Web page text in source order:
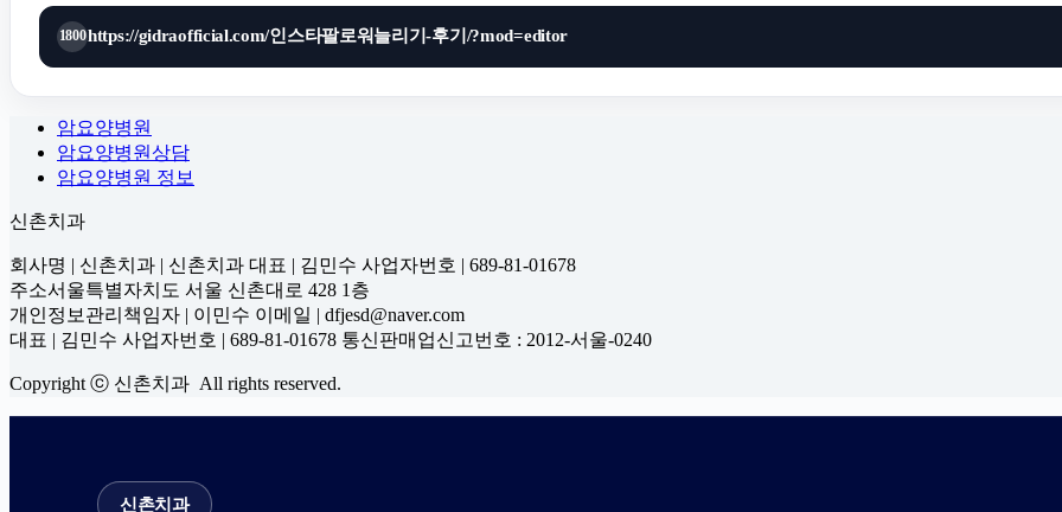
1800https://gidraofficial.com/인스타팔로워늘리기-후기/?mod=editor
암요양병원
암요양병원상담
암요양병원 정보
신촌치과
회사명 | 신촌치과 | 신촌치과 대표 | 김민수 사업자번호 | 689-81-01678
주소서울특별자치도 서울 신촌대로 428 1층
개인정보관리책임자 | 이민수 이메일 | dfjesd@naver.com
대표 | 김민수 사업자번호 | 689-81-01678 통신판매업신고번호 : 2012-서울-0240
Copyright ⓒ 신촌치과 All rights reserved.
신촌치과